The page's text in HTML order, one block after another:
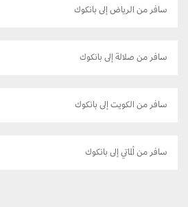
سافر من الرياض إلى بانكوك
سافر من صلالة إلى بانكوك
سافر من الكويت إلى بانكوك
سافر من ألماتي إلى بانكوك